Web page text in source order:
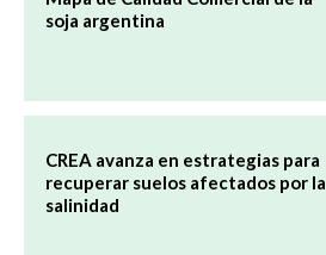
soja argentina
CREA avanza en estrategias para
recuperar suelos afectados por la
salinidad